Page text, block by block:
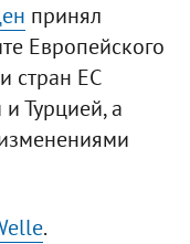
принял
Европейского
стран ЕС
Турцией, а
.